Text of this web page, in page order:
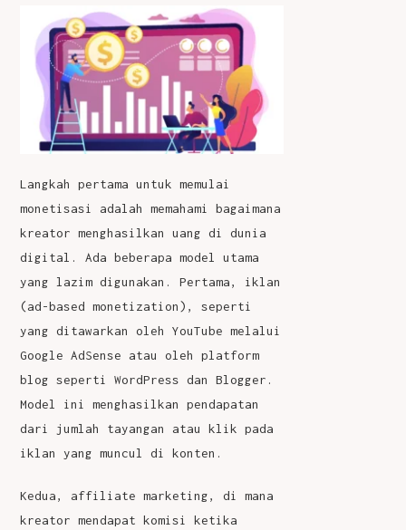
Langkah pertama untuk memulai
monetisasi adalah memahami bagaimana
kreator menghasilkan uang di dunia
digital. Ada beberapa model utama
yang lazim digunakan. Pertama, iklan
(ad-based monetization), seperti
yang ditawarkan oleh YouTube melalui
Google AdSense atau oleh platform
blog seperti WordPress dan Blogger.
Model ini menghasilkan pendapatan
dari jumlah tayangan atau klik pada
iklan yang muncul di konten.
Kedua, affiliate marketing, di mana
kreator mendapat komisi ketika